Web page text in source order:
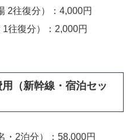
2往復分）：4,000円
往復分）：2,000円
（新幹線・宿泊セッ
・2泊分）：58,000円